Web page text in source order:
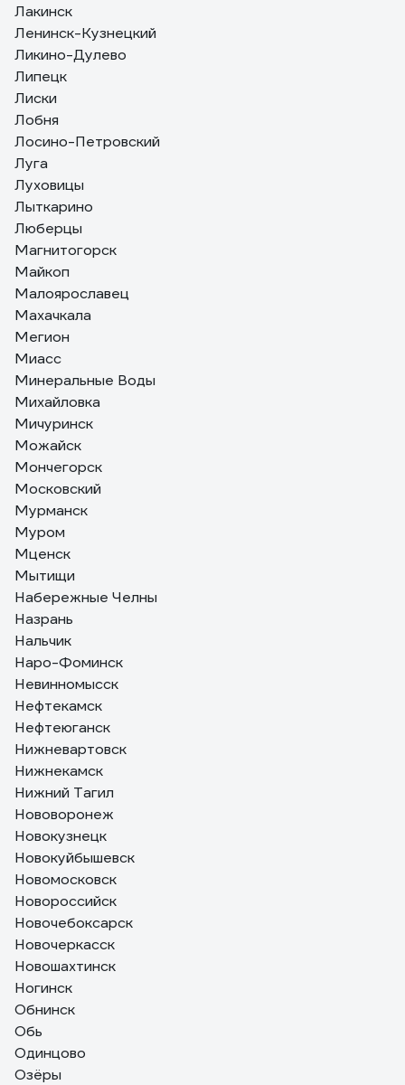
Лакинск
Ленинск-Кузнецкий
Ликино-Дулево
Липецк
Лиски
Лобня
Лосино-Петровский
Луга
Луховицы
Лыткарино
Люберцы
Магнитогорск
Майкоп
Малоярославец
Махачкала
Мегион
Миасс
Минеральные Воды
Михайловка
Мичуринск
Можайск
Мончегорск
Московский
Мурманск
Муром
Мценск
Мытищи
Набережные Челны
Назрань
Нальчик
Наро-Фоминск
Невинномысск
Нефтекамск
Нефтеюганск
Нижневартовск
Нижнекамск
Нижний Тагил
Нововоронеж
Новокузнецк
Новокуйбышевск
Новомосковск
Новороссийск
Новочебоксарск
Новочеркасск
Новошахтинск
Ногинск
Обнинск
Обь
Одинцово
Озёры